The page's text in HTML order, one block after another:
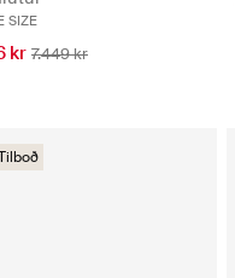
SIZE
kr 7.449 kr